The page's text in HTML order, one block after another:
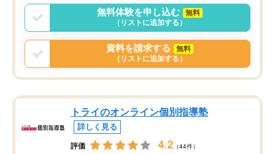
言う事で講師変更の申し出があり、あ
まりに短期での変更だった為、塾に通
う事にして退会しました。遅れも取り
戻せ、授業内容や講師の方は良かった
と思います。
無料体験を申し込む
無料
（リストに追加する）
資料を請求する
無料
（リストに追加する）
トライのオンライン個別指導塾
詳しく見る
評価 4.2 （44件）